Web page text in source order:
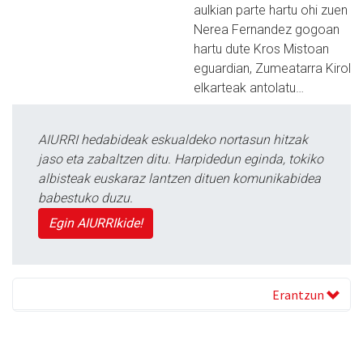
aulkian parte hartu ohi zuen
Nerea Fernandez gogoan
hartu dute Kros Mistoan
eguardian, Zumeatarra Kirol
elkarteak antolatu…
AIURRI hedabideak eskualdeko nortasun hitzak
jaso eta zabaltzen ditu. Harpidedun eginda, tokiko
albisteak euskaraz lantzen dituen komunikabidea
babestuko duzu.
Egin AIURRIkide!
Erantzun